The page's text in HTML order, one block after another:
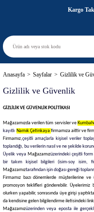
Kargo
Anasayfa Sayfalar Gizlilik ve
Gizlilik ve Güvenlik
GİZLİLİK VE GÜVENLİK POLİTİKASI
Mağazamızda verilen tüm servisler ve
kayıtlı Namık Çetinkayafirmamıza aittir ve
Firmamız,çeşitli amaçlarla kişisel veriler
toplandığı, bu verilerin nasıl ve ne şekilde
Üyelik veya Mağazamızüzerindeki çeşitli
bir takım kişisel bilgileri (isim-soy isim,
Mağazamıztarafından işin doğası gereği
Firmamız bazı dönemlerde müşterilerine
promosyon teklifleri gönderebilir.
olurken yapabilir, sonrasında üye girişi
da kendisine gelen bilgilendirme iletisindeki
Mağazamızüzerinden veya eposta ile